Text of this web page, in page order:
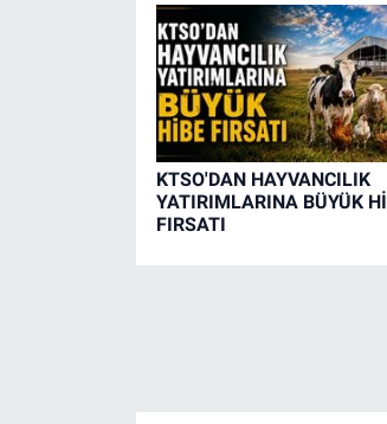
KTSO'DAN HAYVANCILIK
YATIRIMLARINA BÜYÜK
FIRSATI